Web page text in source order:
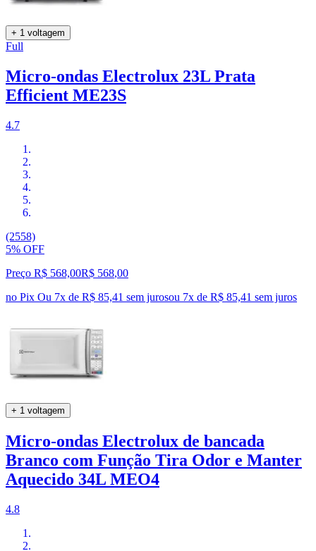
+ 1 voltagem
Full
Micro-ondas Electrolux 23L Prata
Efficient ME23S
4.7
(2558)
5% OFF
Preço R$ 568,00R$ 568,00
no Pix Ou 7x de R$ 85,41 sem jurosou 7x de R$ 85,41 sem juros
+ 1 voltagem
Micro-ondas Electrolux de bancada
Branco com Função Tira Odor e Manter
Aquecido 34L MEO4
4.8